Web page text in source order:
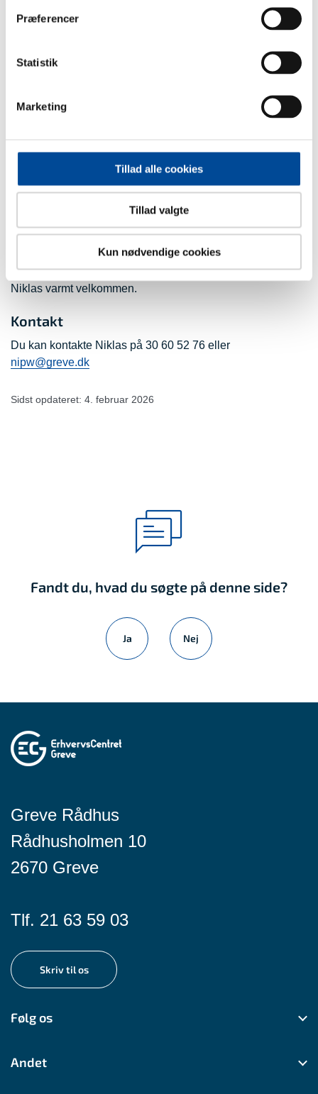
Præferencer
Statistik
Marketing
Tillad alle cookies
Tillad valgte
Kun nødvendige cookies
virksomheder er afgørende for lokal vækst og udvikling. Mit
fokus bliver at sikre, at Greves erhvervspolitik og strategier
Winther.
blandt andet arbejde med at videreudvikle kommunens
Privat bor Niklas i Rødovre med sin kæreste og deres lille
datter. Han er et udpræget familiemenneske og finder
ErhvervsCentret Greve ser frem til samarbejdet og byder
Niklas varmt velkommen.
Kontakt
Du kan kontakte Niklas på 30 60 52 76 eller
nipw@greve.dk
Sidst opdateret: 4. februar 2026
Fandt du, hvad du søgte på denne side?
Ja Nej
Greve Rådhus
Rådhusholmen 10
2670 Greve
Tlf. 21 63 59 03
Skriv til os
Følg os
Andet